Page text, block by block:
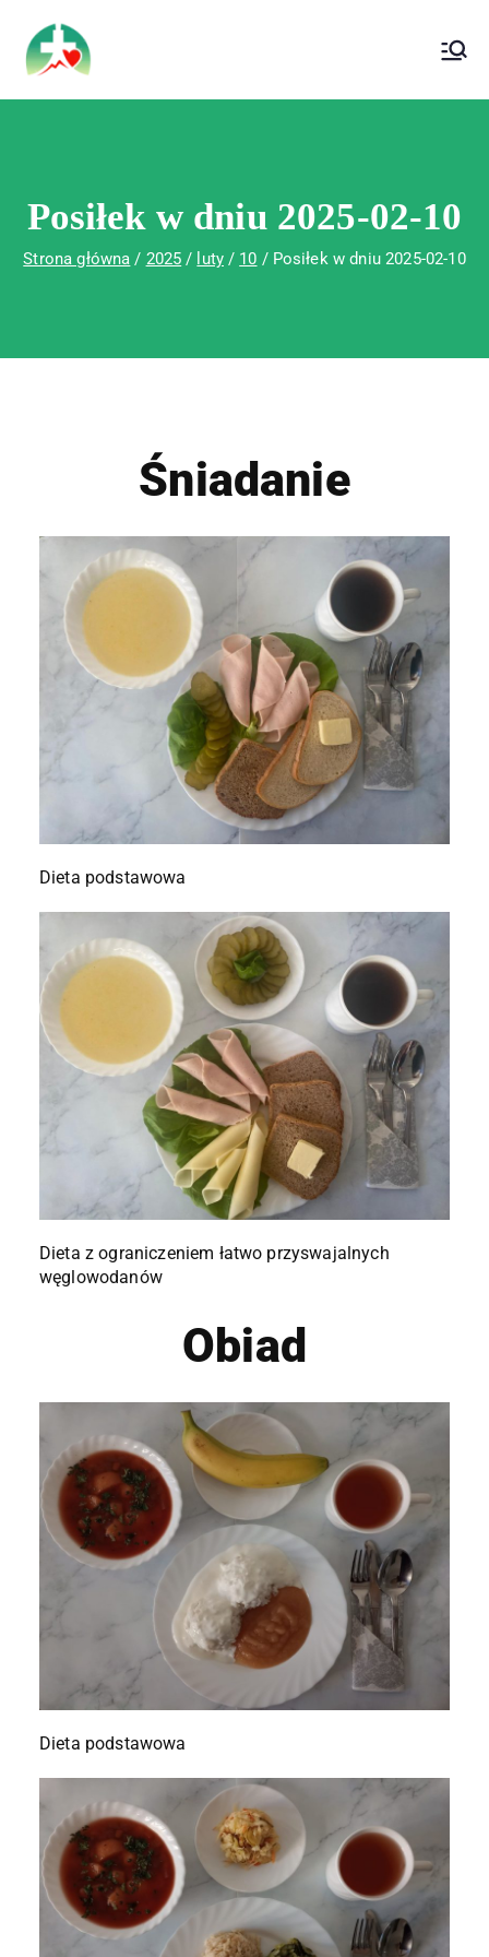
Wojewódzki Szpital Specjalistyczny im.
Św. Rafała w Czerwonej Górze
Posiłek w dniu 2025-02-10
Strona główna 2025 luty 10 Posiłek w dniu 2025-02-10
Śniadanie
Dieta podstawowa
Dieta z ograniczeniem łatwo przyswajalnych
węglowodanów
Obiad
Dieta podstawowa